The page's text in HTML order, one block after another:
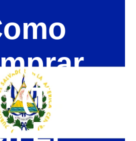
(TRX)
El